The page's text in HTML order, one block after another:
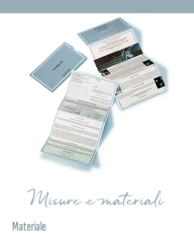
Misure e materiali
Materiale